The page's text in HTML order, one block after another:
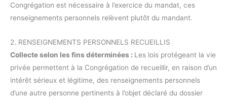
Congrégation est nécessaire à l’exercice du mandat, ces
renseignements personnels relèvent plutôt du mandant.
2. RENSEIGNEMENTS PERSONNELS RECUEILLIS
Collecte selon les fins déterminées : Les lois protégeant la vie
privée permettent à la Congrégation de recueillir, en raison d’un
intérêt sérieux et légitime, des renseignements personnels
d’une autre personne pertinents à l’objet déclaré du dossier